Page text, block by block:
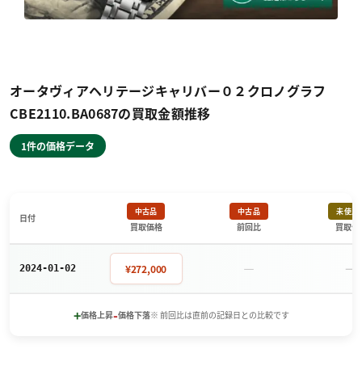
オータヴィアヘリテージキャリバー０２クロノグラフ
CBE2110.BA0687の買取金額推移
1件の価格データ
日付
中古品
買取価格
中古品
前回比
未使用
買取価
2024-01-02 ¥272,000 － －
+価格上昇-価格下落※ 前回比は直前の記録日との比較です